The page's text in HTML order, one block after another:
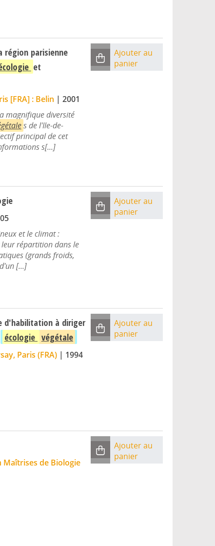
région parisienne
et
[FRA] : Belin | 2001
magnifique diversité
s de l'Ile-de-
principal de cet
s[...]
Ajouter au
panier
et le climat :
répartition dans le
(grands froids,
[...]
Ajouter au
panier
d'habilitation à diriger
écologie végétale
Paris (FRA) | 1994
Ajouter au
panier
Maîtrises de Biologie
Ajouter au
panier